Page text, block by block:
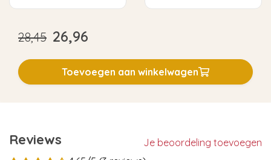
28,45 26,96
Toevoegen aan winkelwagen
Reviews
Je beoordeling toevoegen